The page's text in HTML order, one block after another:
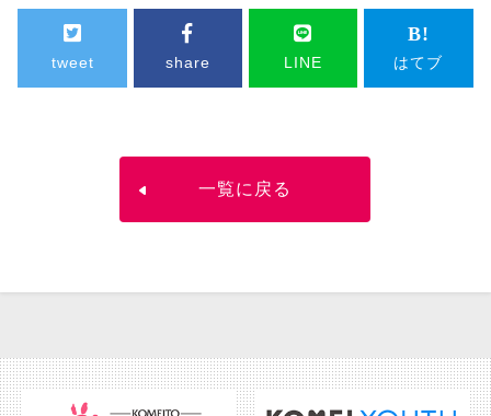
tweet share LINE はてブ
一覧に戻る